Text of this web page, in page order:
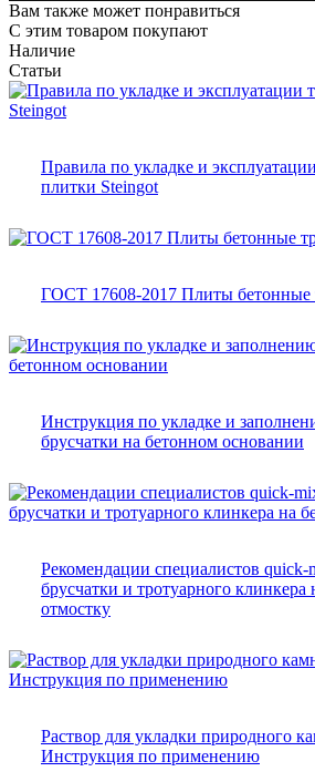
Вам также может понравиться
С этим товаром покупают
Наличие
Статьи
Правила по укладке и
плитки Steingot
ГОСТ 17608-2017 Плиты бетонные
Инструкция по укладке и
брусчатки на бетонном основании
Рекомендации специалистов quick-
брусчатки и тротуарного
отмостку
Раствор для укладки природного
Инструкция по применению